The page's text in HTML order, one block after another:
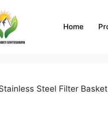
Home
Steel Filter